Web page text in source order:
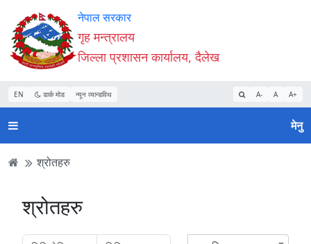
Accessibility
Mode
सुरु
गर्नुहोस्
सामाग्री
पढ्नुहाेस्
नेभिगेसन
पढ्नुहाेस्
वेबसाइट
खोजमा
जानुहोस्
नेपाल सरकार
गृह मन्त्रालय
जिल्ला प्रशासन कार्यालय, दैलेख
EN डार्क मोड न्यून व्यान्डविथ A- A A+
मेनु
श्रोतहरु
श्रोतहरु